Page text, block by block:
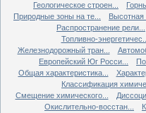
Геологическое строен...
Природные зоны на те...
Высотная
Распространение рели...
Топливно-энергетичес...
Железнодорожный тран...
Европейский Юг Росси...
Общая характеристика...
Классификация
Смещение химического...
Окислительно-восстан...